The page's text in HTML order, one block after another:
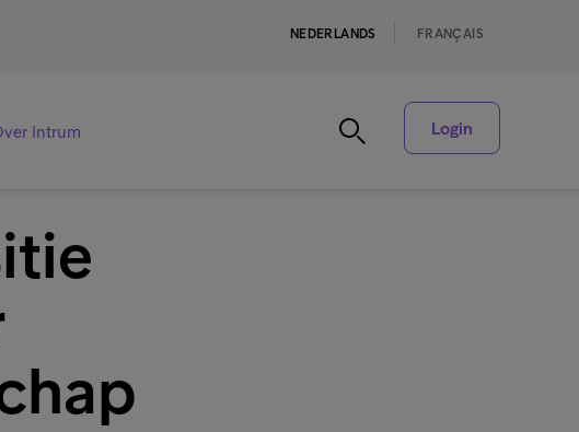
NEDERLANDS FRANÇAIS
Intrum Login